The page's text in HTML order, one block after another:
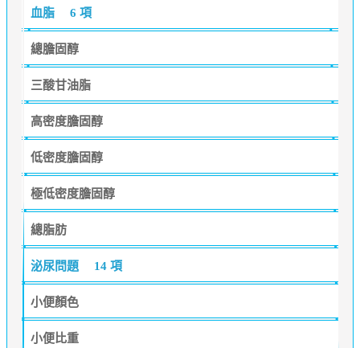
血脂 6 項
總膽固醇
三酸甘油脂
高密度膽固醇
低密度膽固醇
極低密度膽固醇
總脂肪
泌尿問題 14 項
小便顏色
小便比重